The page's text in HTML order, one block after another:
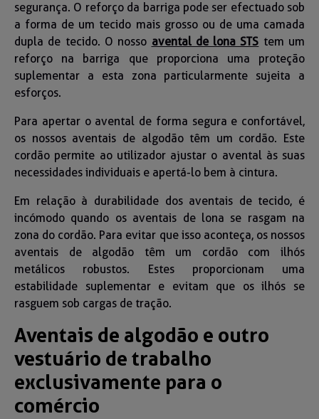
segurança. O reforço da barriga pode ser efectuado sob
a forma de um tecido mais grosso ou de uma camada
dupla de tecido. O nosso avental de lona STS tem um
reforço na barriga que proporciona uma proteção
suplementar a esta zona particularmente sujeita a
esforços.
Para apertar o avental de forma segura e confortável,
os nossos aventais de algodão têm um cordão. Este
cordão permite ao utilizador ajustar o avental às suas
necessidades individuais e apertá-lo bem à cintura.
Em relação à durabilidade dos aventais de tecido, é
incómodo quando os aventais de lona se rasgam na
zona do cordão. Para evitar que isso aconteça, os nossos
aventais de algodão têm um cordão com ilhós
metálicos robustos. Estes proporcionam uma
estabilidade suplementar e evitam que os ilhós se
rasguem sob cargas de tração.
Aventais de algodão e outro
vestuário de trabalho
exclusivamente para o
comércio